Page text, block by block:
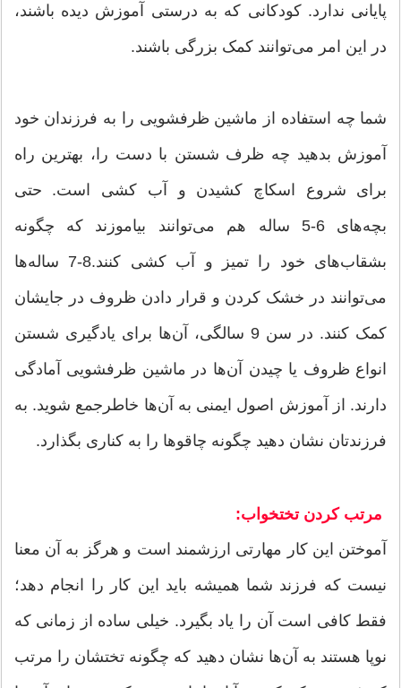
پایانی ندارد. کودکانی که به درستی آموزش دیده باشند،
در این امر می‌توانند کمک بزرگی باشند.
شما چه استفاده از ماشین ظرفشویی را به فرزندان خود
آموزش بدهید چه ظرف شستن با دست را، بهترین راه
برای شروع اسکاچ کشیدن و آب کشی است. حتی
بچه‌های 6-5 ساله هم می‌توانند بیاموزند که چگونه
بشقاب‌های خود را تمیز و آب کشی کنند.8-7 ساله‌ها
می‌توانند در خشک کردن و قرار دادن ظروف در جایشان
کمک کنند. در سن 9 سالگی، آن‌ها برای یادگیری شستن
انواع ظروف یا چیدن آن‌ها در ماشین ظرفشویی آمادگی
دارند. از آموزش اصول ایمنی به آن‌ها خاطرجمع شوید. به
فرزندتان نشان دهید چگونه چاقو‌ها را به کناری بگذارد.
مرتب کردن تختخواب:
آموختن این کار مهارتی ارزشمند است و هرگز به آن معنا
نیست که فرزند شما همیشه باید این کار را انجام دهد؛
فقط کافی است آن را یاد بگیرد. خیلی ساده از زمانی که
نوپا هستند به آن‌ها نشان دهید که چگونه تختشان را مرتب